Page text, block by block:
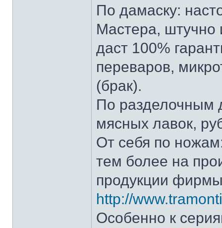
По дамаску:
Мастера, штучно
даст 100%
переваров,
(брак).
По разделочным
мясных лавок,
От себя по
тем более на
продукции
http://
Особенно к